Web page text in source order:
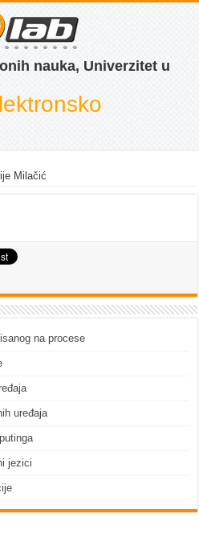
nauka, Univerzitet u
Milačić
na procese
uređaja
jezici